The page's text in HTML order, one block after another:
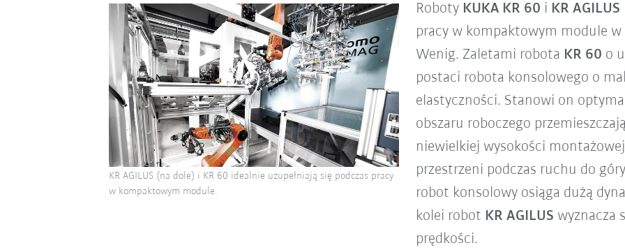
Roboty KUKA KR 60 i KR AGILUS
pracy w kompaktowym module w
Wenig. Zaletami robota KR 60 o
postaci robota konsolowego o
elastyczności. Stanowi on
obszaru roboczego
niewielkiej wysokości
przestrzeni podczas ruchu do
robot konsolowy osiąga dużą
kolei robot KR AGILUS wyznacza
prędkości.
KR AGILUS (na dole) i KR 60 idealnie uzupełniają się podczas pracy
w kompaktowym module.